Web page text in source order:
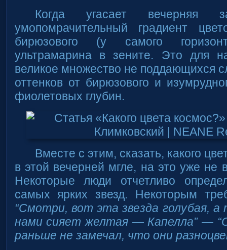
Когда угасает
умопомрачительный градиент
бирюзового (у самого
ультрамарина в зените. Это для
великое множество не поддающихся
оттенков от бирюзового и
фиолетовых глубин.
Вместе с этим, сказать, какого
в этой вечерней мгле, на это уже не
Некоторые люди отчетливо
самых ярких звезд. Некоторым
“Смотри, вот эта звезда голубая,
нами сияет желтая — Капелла”—
раньше не замечал, что они